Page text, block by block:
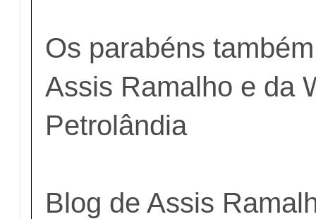
Os parabéns
Assis Ramalho e da
Petrolândia
Blog de Assis